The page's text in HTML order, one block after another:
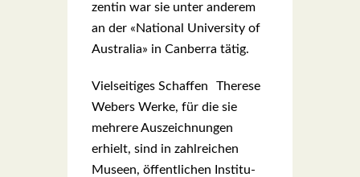
zen­tin war sie unter ande­rem
an der «Natio­nal Uni­ver­si­ty of
Aus­tra­lia» in Can­ber­ra tätig.
Viel­sei­ti­ges Schaf­fen The­re­se
Webers Wer­ke, für die sie
meh­re­re Aus­zeich­nun­gen
erhielt, sind in zahl­rei­chen
Muse­en, öffent­li­chen Insti­tu­